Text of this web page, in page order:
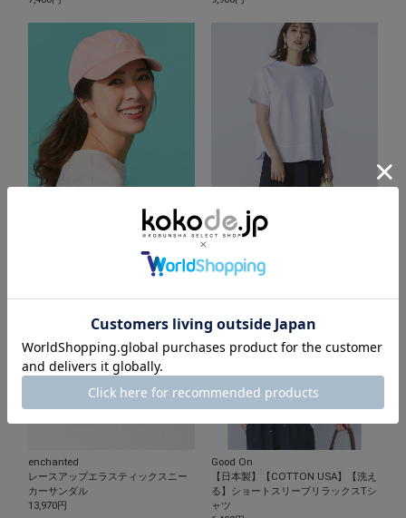
【ウォッシャブル・消臭機能】コッ
トンツイルグラフィックキャップ
【ウォッシャブル】裾切替えバック
スリットカットソー
t
a
r
r
i
n
g
enchanted
レースアップエラスティックスニー
カーサンダル
13,970円
Good On
【日本製】【COTTON USA】【洗え
る】ショートスリーブリラックスTシ
ャツ